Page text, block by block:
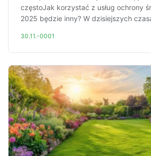
częstoJak korzystać z usług ochrony
2025 będzie inny? W dzisiejszych
30.11.-0001